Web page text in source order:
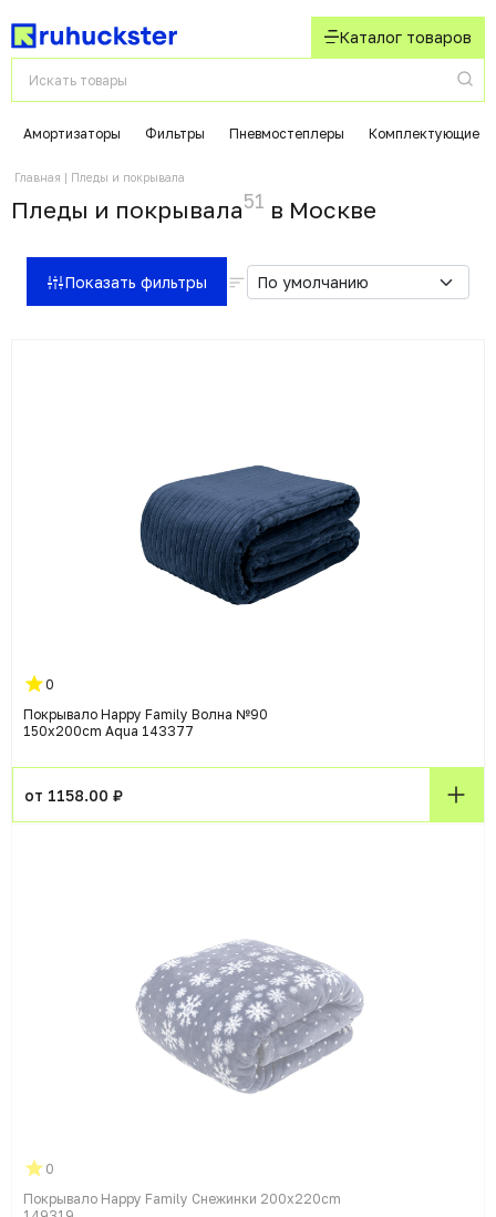
Каталог товаров
Амортизаторы Фильтры Пневмостеплеры Комплектующие
Главная Пледы и покрывала
Пледы и покрывала51 в Москвe
Показать фильтры
0
Покрывало Happy Family Волна №90
150x200cm Aqua 143377
от 1158.00 ₽
0
Покрывало Happy Family Снежинки 200x220cm